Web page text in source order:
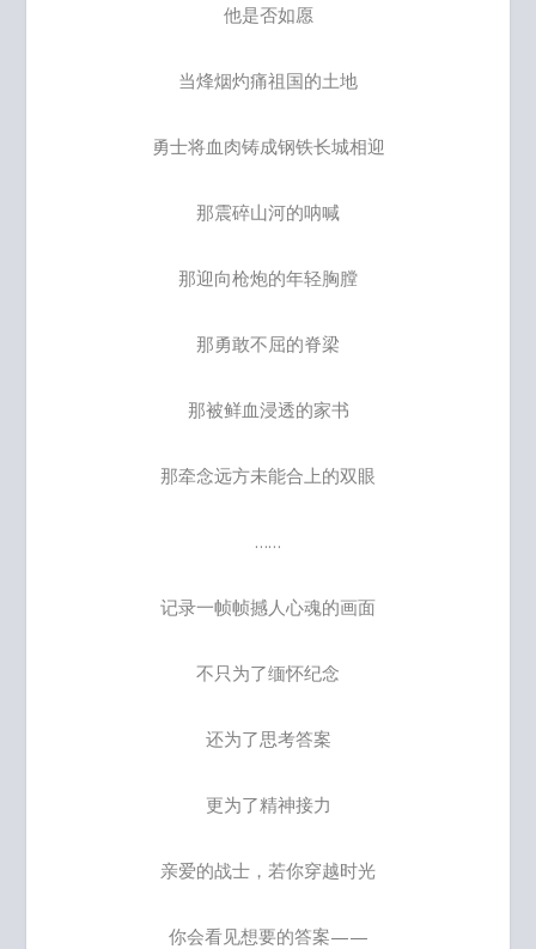
他是否如愿
当烽烟灼痛祖国的土地
勇士将血肉铸成钢铁长城相迎
那震碎山河的呐喊
那迎向枪炮的年轻胸膛
那勇敢不屈的脊梁
那被鲜血浸透的家书
那牵念远方未能合上的双眼
……
记录一帧帧撼人心魂的画面
不只为了缅怀纪念
还为了思考答案
更为了精神接力
亲爱的战士，若你穿越时光
你会看见想要的答案——